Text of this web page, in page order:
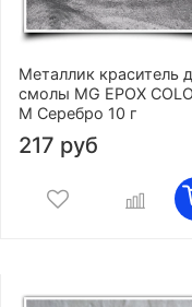
Металлик краситель
смолы MG EPOX
M Серебро 10 г
217 руб